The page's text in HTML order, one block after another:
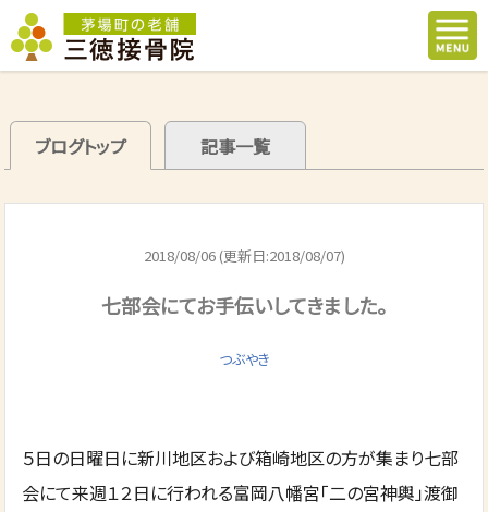
ブログトップ 記事一覧
2018/08/06 (更新日:2018/08/07)
七部会にてお手伝いしてきました。
つぶやき
５日の日曜日に新川地区および箱崎地区の方が集まり七部
会にて来週１２日に行われる富岡八幡宮「二の宮神輿」渡御